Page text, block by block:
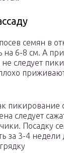
семян в
на 6-8 см. А
следует
пикирование
следует
Посадку
за 3-4